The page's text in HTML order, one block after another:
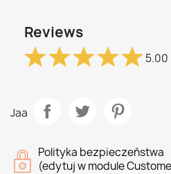
Reviews
5.00
Jaa
Polityka bezpieczeństwa
(edytuj w module